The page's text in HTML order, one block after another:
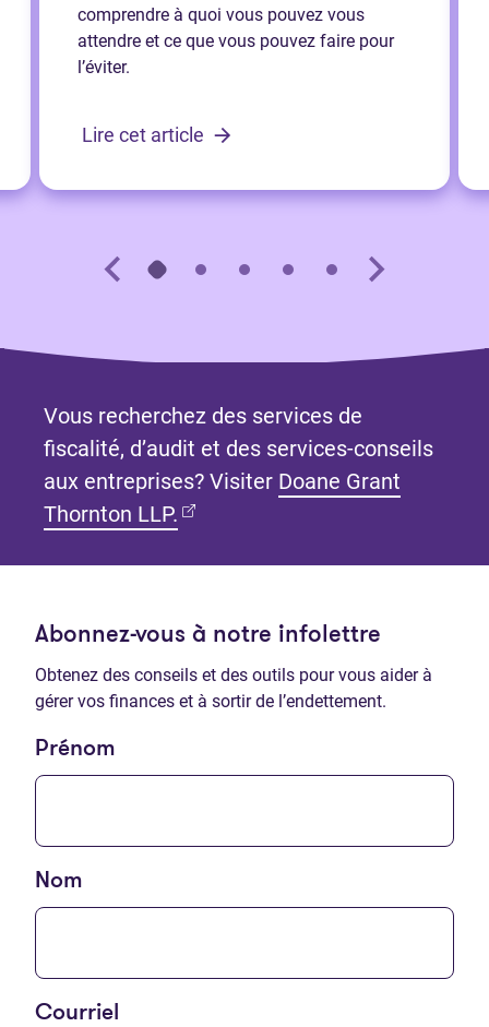
comprendre à quoi vous pouvez vous
attendre et ce que vous pouvez faire pour
l’éviter.
Lire cet article
Vous recherchez des services de
fiscalité, d’audit et des services-conseils
aux entreprises? Visiter Doane Grant
Thornton LLP. (Ouvre dans un nouvel onglet)
Abonnez-vous à notre infolettre
Obtenez des conseils et des outils pour vous aider à
gérer vos finances et à sortir de l’endettement.
Prénom
Nom
Courriel